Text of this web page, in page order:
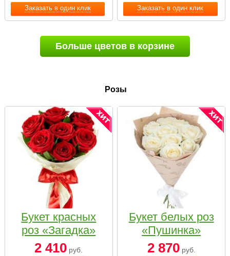
Заказать в один клик Заказать в один клик
Больше цветов в корзине
Розы
Букет красных
роз «Загадка»
2 410 руб.
Букет белых роз
«Пушинка»
2 870руб.